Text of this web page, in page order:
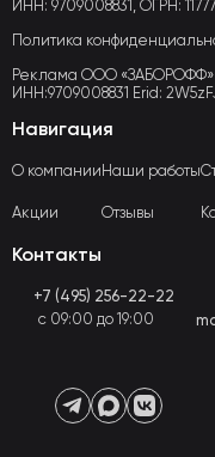
ИНН: 9709008831, ОГРН:
Политика
Реклама ООО «ЗАБОРОФФ»
ИНН:9709008831 Erid:
Навигация
О компании
Акции
Наши работы
Отзывы
Контакты
+7 (495) 256-22-22
с 09:00 до 19:00